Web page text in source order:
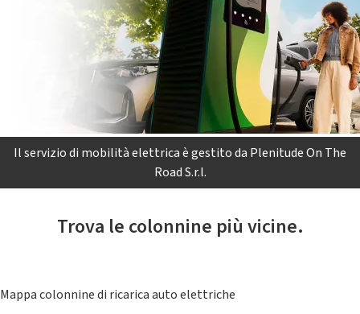
Il servizio di mobilità elettrica è gestito da Plenitude On The
Road S.r.l.
Trova le colonnine più vicine.
Mappa colonnine di ricarica auto elettriche